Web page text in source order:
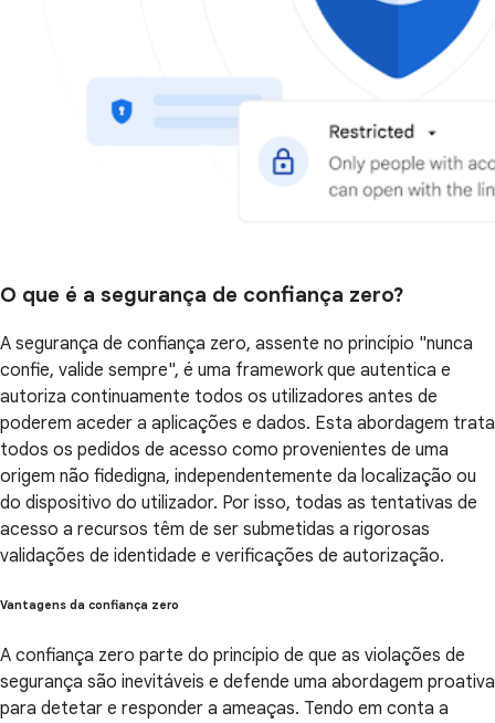
O que é a segurança de confiança zero?
A segurança de confiança zero, assente no princípio "nunca
confie, valide sempre", é uma framework que autentica e
autoriza continuamente todos os utilizadores antes de
poderem aceder a aplicações e dados. Esta abordagem trata
todos os pedidos de acesso como provenientes de uma
origem não fidedigna, independentemente da localização ou
do dispositivo do utilizador. Por isso, todas as tentativas de
acesso a recursos têm de ser submetidas a rigorosas
validações de identidade e verificações de autorização.
Vantagens da confiança zero
A confiança zero parte do princípio de que as violações de
segurança são inevitáveis e defende uma abordagem proativa
para detetar e responder a ameaças. Tendo em conta a